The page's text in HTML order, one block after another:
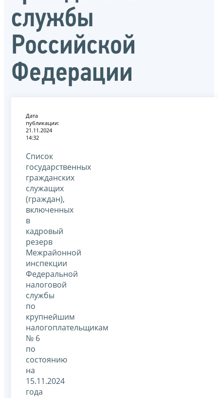
службы
Российской
Федерации
Дата
публикации:
21.11.2024
14:32
Список
государственных
гражданских
служащих
(граждан),
включенных
в
кадровый
резерв
Межрайонной
инспекции
Федеральной
налоговой
службы
по
крупнейшим
налогоплательщикам
№ 6
по
состоянию
на
15.11.2024
года